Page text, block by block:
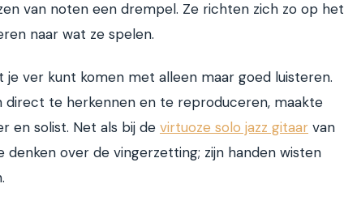
van noten een drempel. Ze richten zich zo op het
naar wat ze spelen.
ver kunt komen met alleen maar goed luisteren.
direct te herkennen en te reproduceren, maakte
en solist. Net als bij de virtuoze solo jazz gitaar van
denken over de vingerzetting; zijn handen wisten